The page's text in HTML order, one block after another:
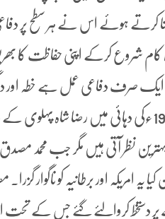
کرتے ہوئے اس نے ہر سطح پر دفاعی
شروع کرکے اپنی حفاظت کا
کہ یہ ایک صرف دفاعی عمل ہے خطہ
جوہری پروگرام کی بنیاد 1950ءکی دہائی میں
نظر آتی ہیں مگر جب محمد